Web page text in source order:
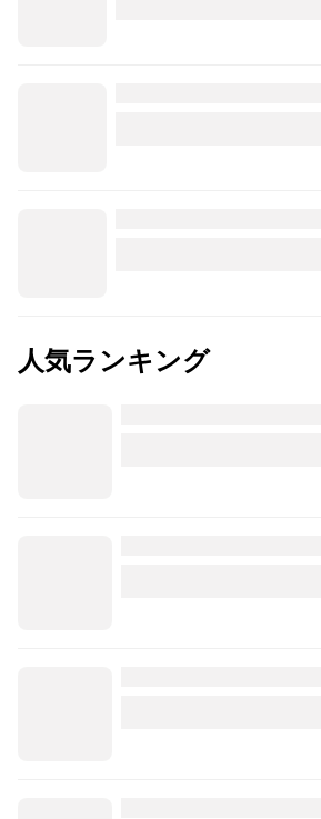
人気ランキング